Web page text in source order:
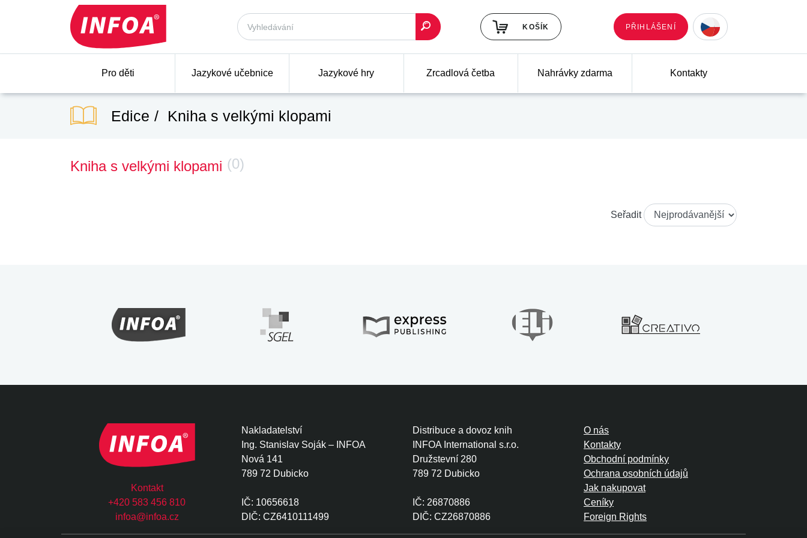
KOŠÍK PŘIHLÁŠENÍ
Pro děti Jazykové učebnice Jazykové hry Zrcadlová četba Nahrávky zdarma Kontakty
Edice Kniha s velkými klopami
Kniha s velkými klopami (0)
Seřadit
Kontakt
+420 583 456 810
infoa@infoa.cz
Nakladatelství
Ing. Stanislav Soják – INFOA
Nová 141
789 72 Dubicko
IČ: 10656618
DIČ: CZ6410111499
Distribuce a dovoz knih
INFOA International s.r.o.
Družstevní 280
789 72 Dubicko
IČ: 26870886
DIČ: CZ26870886
O nás
Kontakty
Obchodní podmínky
Ochrana osobních údajů
Jak nakupovat
Ceníky
Foreign Rights